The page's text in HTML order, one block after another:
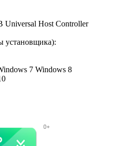
Universal Host Controller
установщика):
7 Windows 8